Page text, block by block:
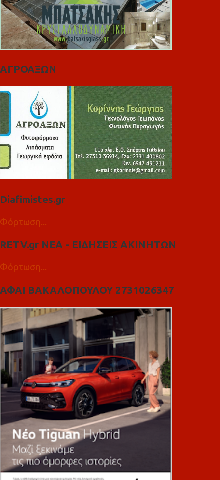
ΑΓΡΟΑΞΩΝ
Diafimistes.gr
Φόρτωση...
RETV.gr ΝΕΑ - ΕΙΔΗΣΕΙΣ ΑΚΙΝΗΤΩΝ
Φόρτωση...
ΑΦΑΙ ΒΑΚΑΛΟΠΟΥΛΟΥ 2731026347